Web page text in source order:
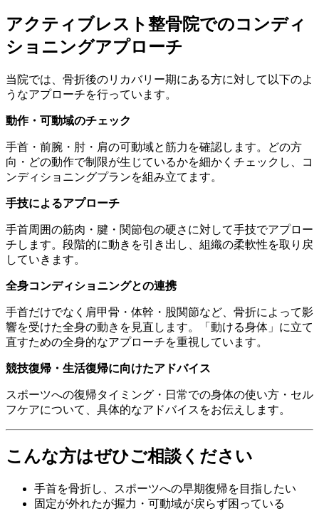
アクティブレスト整骨院でのコンディ
ショニングアプローチ
当院では、骨折後のリカバリー期にある方に対して以下のよ
うなアプローチを行っています。
動作・可動域のチェック
手首・前腕・肘・肩の可動域と筋力を確認します。どの方
向・どの動作で制限が生じているかを細かくチェックし、コ
ンディショニングプランを組み立てます。
手技によるアプローチ
手首周囲の筋肉・腱・関節包の硬さに対して手技でアプロー
チします。段階的に動きを引き出し、組織の柔軟性を取り戻
していきます。
全身コンディショニングとの連携
手首だけでなく肩甲骨・体幹・股関節など、骨折によって影
響を受けた全身の動きを見直します。「動ける身体」に立て
直すための全身的なアプローチを重視しています。
競技復帰・生活復帰に向けたアドバイス
スポーツへの復帰タイミング・日常での身体の使い方・セル
フケアについて、具体的なアドバイスをお伝えします。
こんな方はぜひご相談ください
手首を骨折し、スポーツへの早期復帰を目指したい
固定が外れたが握力・可動域が戻らず困っている